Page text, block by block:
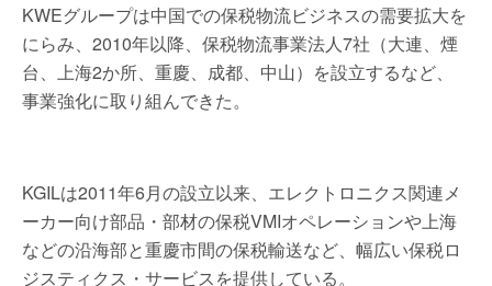
KWEグループは中国での保税物流ビジネスの需要拡大を
にらみ、2010年以降、保税物流事業法人7社（大連、煙
台、上海2か所、重慶、成都、中山）を設立するなど、
事業強化に取り組んできた。
KGILは2011年6月の設立以来、エレクトロニクス関連メ
ーカー向け部品・部材の保税VMIオペレーションや上海
などの沿海部と重慶市間の保税輸送など、幅広い保税ロ
ジスティクス・サービスを提供している。